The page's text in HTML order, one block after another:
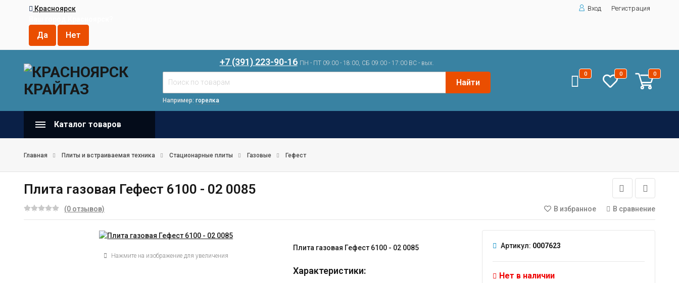
Красноярск
Вход Регистрация
+7 (391) 223-90-16 ПН - ПТ 09:00 - 18:00, СБ 09:00 - 17:00 ВС - вых.
Найти
Например: горелка
0 0 0
Каталог товаров
Главная Плиты и встраиваемая техника Стационарные плиты Газовые Гефест
Плита газовая Гефест 6100 - 02 0085
(0 отзывов) В избранное В сравнение
Нажмите на изображение для увеличения
Плита газовая Гефест 6100 - 02 0085
Характеристики:
Артикул: 0007623
Нет в наличии